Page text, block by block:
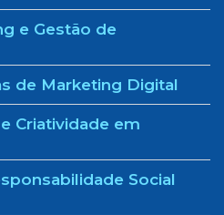
e Gestão de
de Marketing Digital
Criatividade em
Social